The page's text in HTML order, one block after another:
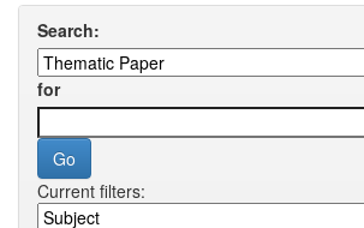
Search:
for
Current filters: